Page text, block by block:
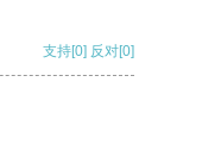
支持[0] 反对[0]